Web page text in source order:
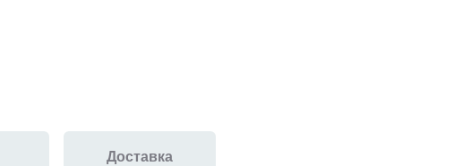
Доставка